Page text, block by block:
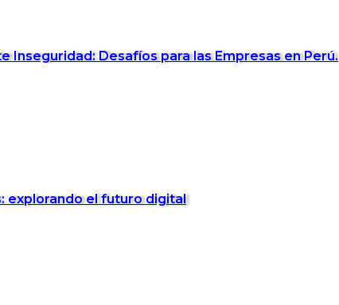
Inseguridad: Desafíos para las Empresas en Perú.
explorando el futuro digital